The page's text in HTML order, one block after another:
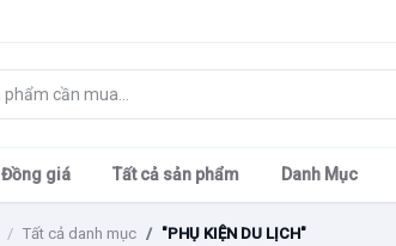
Đồng giá Tất cả sản phẩm Danh Mục
Tất cả danh mục "PHỤ KIỆN DU LỊCH"